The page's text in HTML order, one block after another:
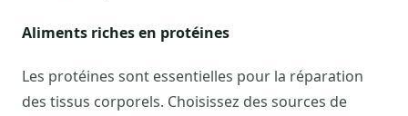
Aliments riches en protéines
Les protéines sont essentielles pour la réparation
des tissus corporels. Choisissez des sources de